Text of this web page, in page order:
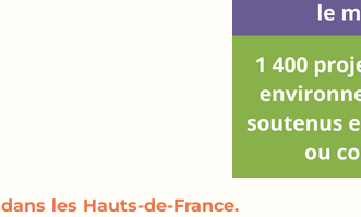
les Hauts-de-France.